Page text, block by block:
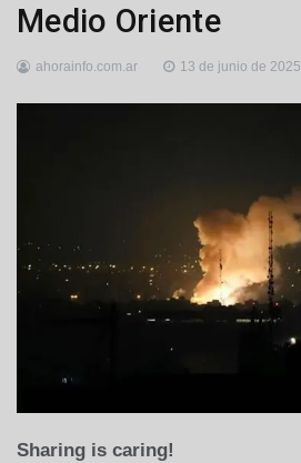
Medio Oriente
ahorainfo.com.ar 13 de junio de 2025
Sharing is caring!